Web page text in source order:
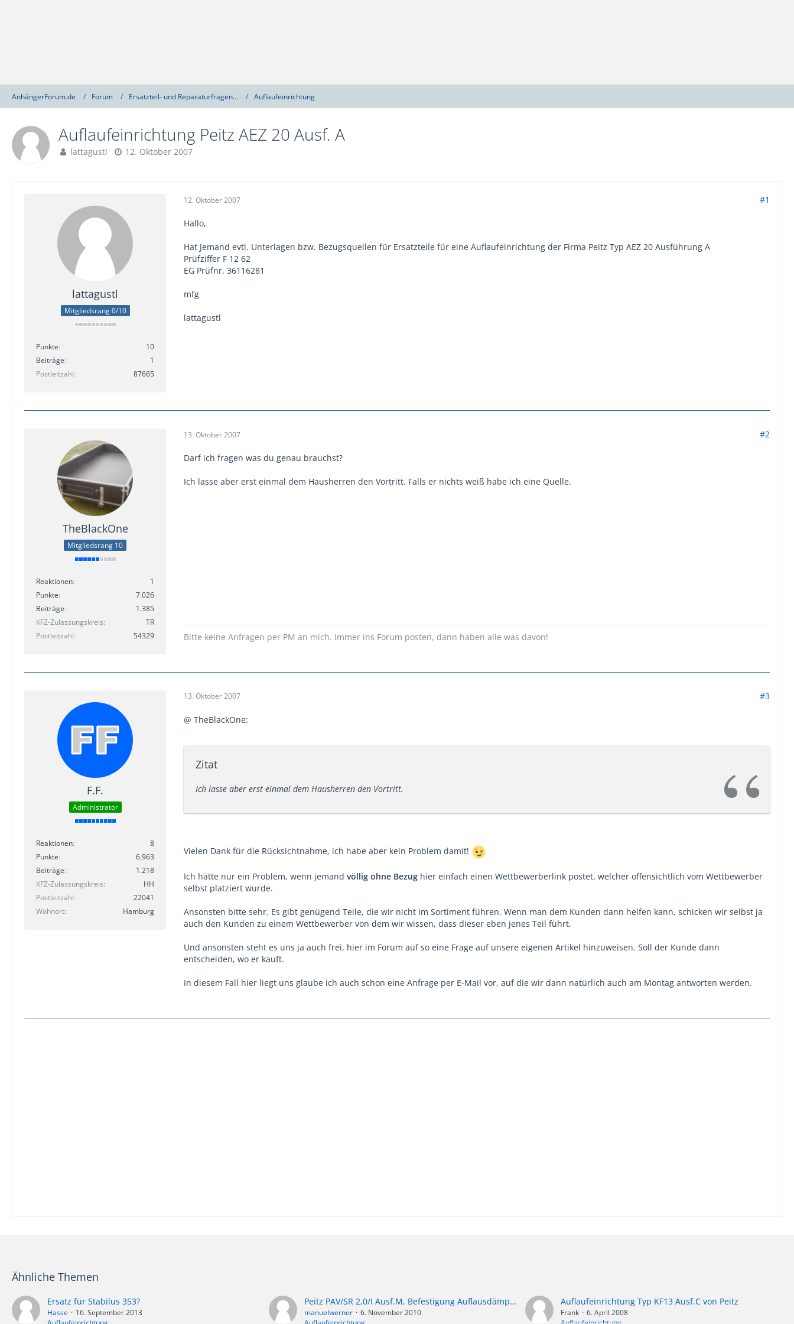
AnhängerForum.de Forum Ersatzteil- und Reparaturfragen... Auflaufeinrichtung
Auflaufeinrichtung Peitz AEZ 20 Ausf. A
lattagustl 12. Oktober 2007
lattagustl
Mitgliedsrang 0/10
Punkte
10
Beiträge
1
Postleitzahl
87665
12. Oktober 2007 #1
Hallo,
Hat Jemand evtl. Unterlagen bzw. Bezugsquellen für Ersatzteile für eine Auflaufeinrichtung der Firma Peitz Typ AEZ 20 Ausführung A
Prüfziffer F 12 62
EG Prüfnr. 36116281
mfg
lattagustl
TheBlackOne
Mitgliedsrang 10
Reaktionen
1
Punkte
7.026
Beiträge
1.385
KFZ-Zulassungskreis
TR
Postleitzahl
54329
13. Oktober 2007 #2
Darf ich fragen was du genau brauchst?
Ich lasse aber erst einmal dem Hausherren den Vortritt. Falls er nichts weiß habe ich eine Quelle.
Bitte keine Anfragen per PM an mich. Immer ins Forum posten, dann haben alle was davon!
F.F.
Administrator
Reaktionen
8
Punkte
6.963
Beiträge
1.218
KFZ-Zulassungskreis
HH
Postleitzahl
22041
Wohnort
Hamburg
13. Oktober 2007 #3
@ TheBlackOne:
Zitat
Ich lasse aber erst einmal dem Hausherren den Vortritt.
Vielen Dank für die Rücksichtnahme, ich habe aber kein Problem damit!
Ich hätte nur ein Problem, wenn jemand völlig ohne Bezug hier einfach einen Wettbewerberlink postet, welcher offensichtlich vom Wettbewerber
selbst platziert wurde.
Ansonsten bitte sehr. Es gibt genügend Teile, die wir nicht im Sortiment führen. Wenn man dem Kunden dann helfen kann, schicken wir selbst ja
auch den Kunden zu einem Wettbewerber von dem wir wissen, dass dieser eben jenes Teil führt.
Und ansonsten steht es uns ja auch frei, hier im Forum auf so eine Frage auf unsere eigenen Artikel hinzuweisen. Soll der Kunde dann
entscheiden, wo er kauft.
In diesem Fall hier liegt uns glaube ich auch schon eine Anfrage per E-Mail vor, auf die wir dann natürlich auch am Montag antworten werden.
Ähnliche Themen
Ersatz für Stabilus 353?
Hasse
16. September 2013
Peitz PAV/SR 2,0/I Ausf.M, Befestigung Auflausdämpfer
manuelwerner
6. November 2010
Auflaufeinrichtung Typ KF13 Ausf.C von Peitz
Frank
6. April 2008